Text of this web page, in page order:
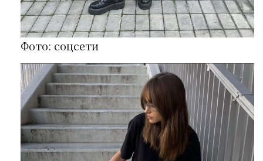
Фото: соцсети